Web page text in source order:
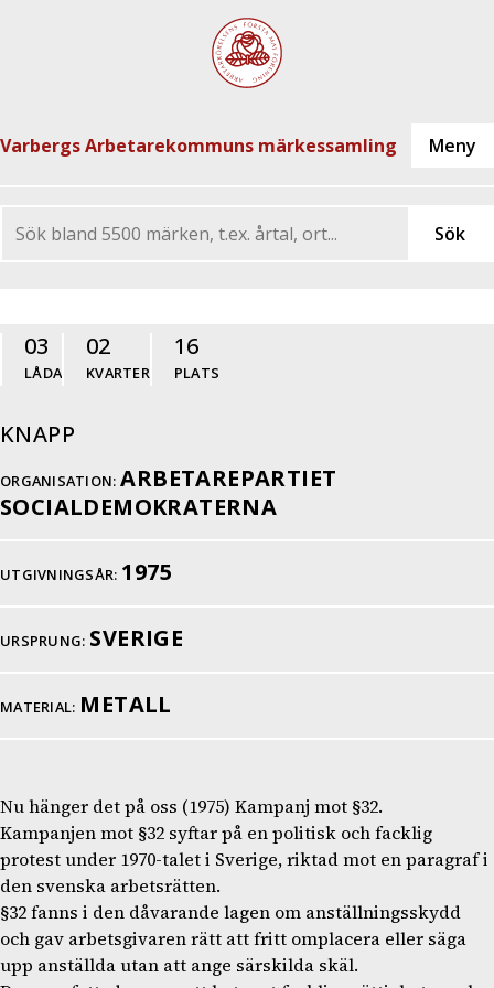
Varbergs Arbetarekommuns märkessamling
03
LÅDA
02
KVARTER
16
PLATS
KNAPP
ORGANISATION: ARBETAREPARTIET
SOCIALDEMOKRATERNA
UTGIVNINGSÅR: 1975
URSPRUNG: SVERIGE
MATERIAL: METALL
Nu hänger det på oss (1975) Kampanj mot §32.
Kampanjen mot §32 syftar på en politisk och facklig
protest under 1970-talet i Sverige, riktad mot en paragraf i
den svenska arbetsrätten.
§32 fanns i den dåvarande lagen om anställningsskydd
och gav arbetsgivaren rätt att fritt omplacera eller säga
upp anställda utan att ange särskilda skäl.